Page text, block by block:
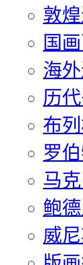
敦
国
海
历
布
罗
马
鲍
威